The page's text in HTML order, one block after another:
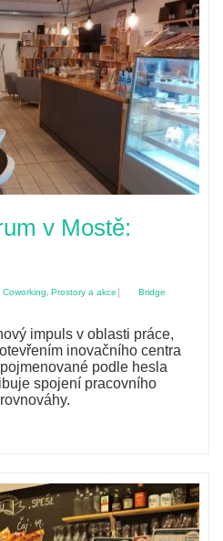
v Mostě:
Coworking, Prostory a akce |
Bridge
impuls v oblasti práce,
inovačního centra
podle hesla
spojení pracovního